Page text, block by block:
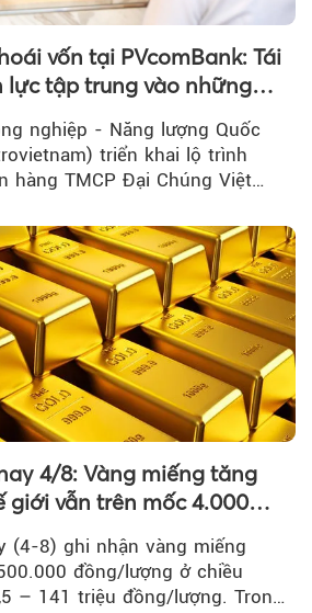
vốn tại PVcomBank: Tái
lực tập trung vào những
nghiệp - Năng lượng Quốc
triển khai lộ trình
hàng TMCP Đại Chúng Việt
4/8: Vàng miếng tăng
giới vẫn trên mốc 4.000
(4-8) ghi nhận vàng miếng
đồng/lượng ở chiều
– 141 triệu đồng/lượng. Trong